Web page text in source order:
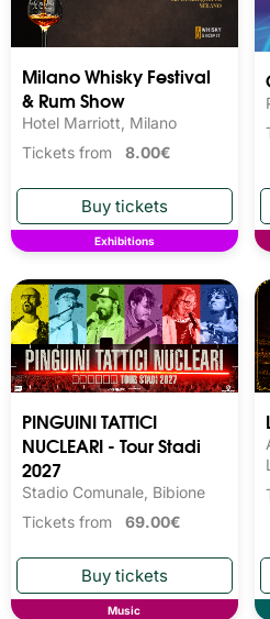
Milano Whisky Festival
& Rum Show
Hotel Marriott, Milano
Tickets from 8.00€
Exhibitions
PINGUINI TATTICI
NUCLEARI - Tour Stadi
2027
Stadio Comunale, Bibione
Tickets from 69.00€
Music